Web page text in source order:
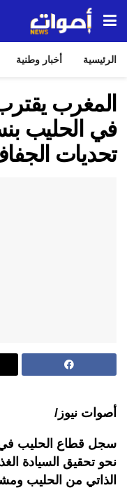
الرئيسية أخبار وطنية
المغرب
تحديات
أصوات نيوز/
نحو تحقيق السيادة